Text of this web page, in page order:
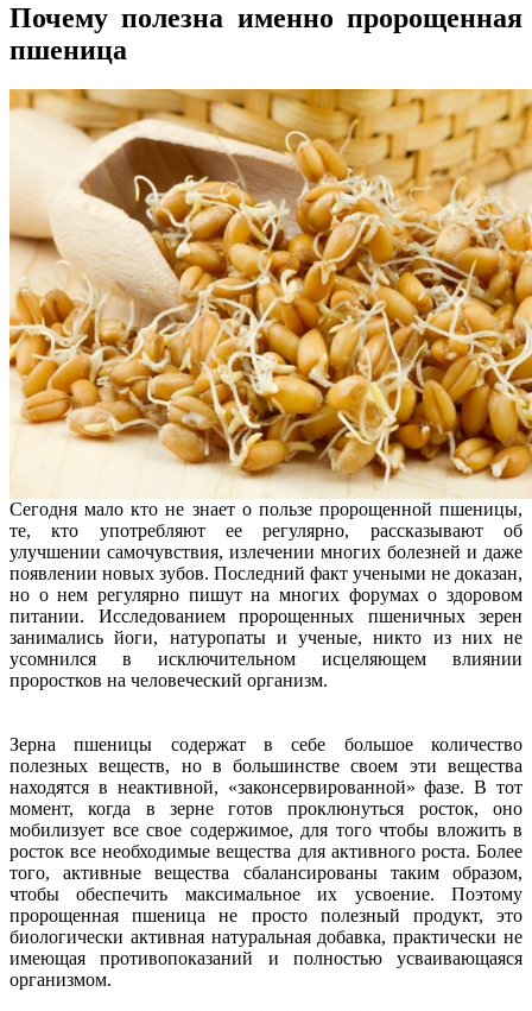
Почему полезна именно пророщенная
пшеница
Сегодня мало кто не знает о пользе пророщенной пшеницы,
те, кто употребляют ее регулярно, рассказывают об
улучшении самочувствия, излечении многих болезней и даже
появлении новых зубов. Последний факт учеными не доказан,
но о нем регулярно пишут на многих форумах о здоровом
питании. Исследованием пророщенных пшеничных зерен
занимались йоги, натуропаты и ученые, никто из них не
усомнился в исключительном исцеляющем влиянии
проростков на человеческий организм.
Зерна пшеницы содержат в себе большое количество
полезных веществ, но в большинстве своем эти вещества
находятся в неактивной, «законсервированной» фазе. В тот
момент, когда в зерне готов проклюнуться росток, оно
мобилизует все свое содержимое, для того чтобы вложить в
росток все необходимые вещества для активного роста. Более
того, активные вещества сбалансированы таким образом,
чтобы обеспечить максимальное их усвоение. Поэтому
пророщенная пшеница не просто полезный продукт, это
биологически активная натуральная добавка, практически не
имеющая противопоказаний и полностью усваивающаяся
организмом.